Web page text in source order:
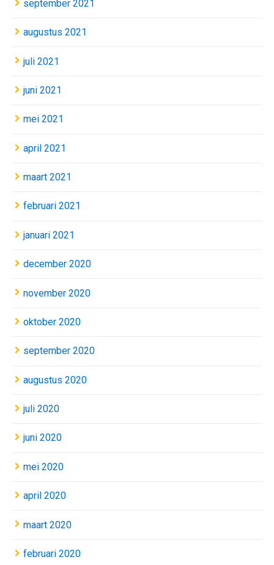
september 2021
augustus 2021
juli 2021
juni 2021
mei 2021
april 2021
maart 2021
februari 2021
januari 2021
december 2020
november 2020
oktober 2020
september 2020
augustus 2020
juli 2020
juni 2020
mei 2020
april 2020
maart 2020
februari 2020